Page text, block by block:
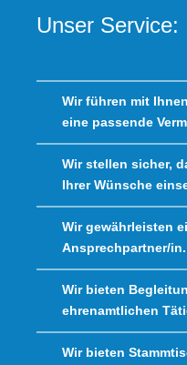
Unser Service:
Wir führen mit
eine passende
Wir stellen sicher,
Ihrer Wünsche
Wir gewährleisten
Ansprechpartner/in.
Wir bieten
ehrenamtlichen
Wir bieten